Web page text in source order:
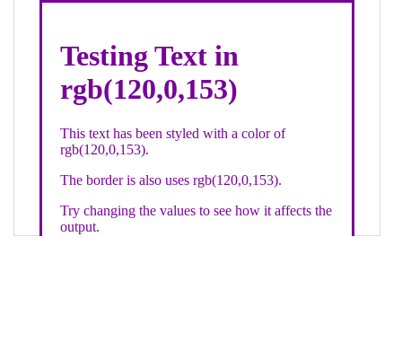
div class="textColor borderColor"
< h1>Testing Text in rgb(120,0,153)